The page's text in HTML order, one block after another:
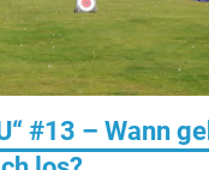
#13 – Wann